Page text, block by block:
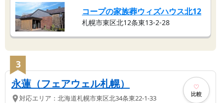
コープの家族葬ウィズハウス北12
札幌市東区北12条東13-2-28
3
永蓮（フェアウェル札幌）
対応エリア： 北海道札幌市東区北34条東22-1-33 比較